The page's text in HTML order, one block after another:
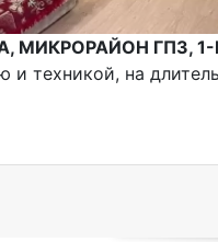
МИКРОРАЙОН ГПЗ,
и техникой, на